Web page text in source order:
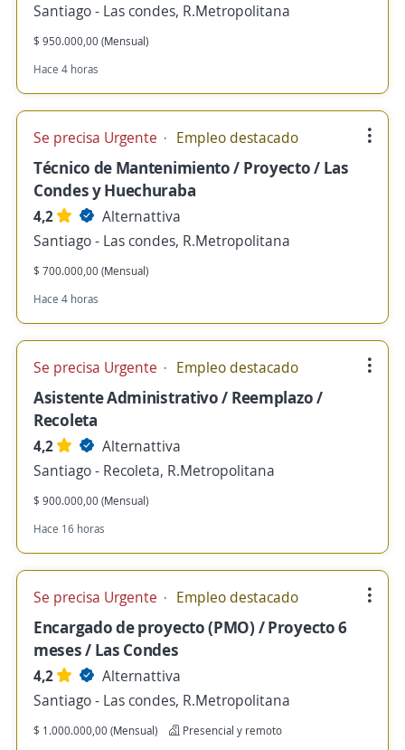
Santiago - Las condes, R.Metropolitana
$ 950.000,00 (Mensual)
Hace 4 horas
Se precisa Urgente Empleo destacado
Técnico de Mantenimiento / Proyecto / Las
Condes y Huechuraba
4,2
Alternattiva
Santiago - Las condes, R.Metropolitana
$ 700.000,00 (Mensual)
Hace 4 horas
Se precisa Urgente Empleo destacado
Asistente Administrativo / Reemplazo /
Recoleta
4,2
Alternattiva
Santiago - Recoleta, R.Metropolitana
$ 900.000,00 (Mensual)
Hace 16 horas
Se precisa Urgente Empleo destacado
Encargado de proyecto (PMO) / Proyecto 6
meses / Las Condes
4,2
Alternattiva
Santiago - Las condes, R.Metropolitana
$ 1.000.000,00 (Mensual)
Presencial y remoto